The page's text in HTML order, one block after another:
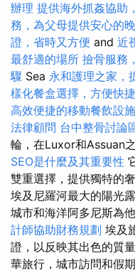
辦理 提供海外抓姦協助
務，為父母提供安心的
證，省時又方便 and 近
最舒適的場所 撿骨服務
驟 Sea 永和護理之家，
樣化餐盒選擇，方便快
高效便捷的移動餐飲設施
法律顧問 台中整骨討論
輪，在Luxor和Assuan
SEO是什麼及其重要性
雙重選擇，提供獨特的
埃及尼羅河最大的陽光
城市和海洋阿多尼斯為
計師協助財務規劃 埃及
證，以反映其出色的質
華旅行，城市訪問和假期